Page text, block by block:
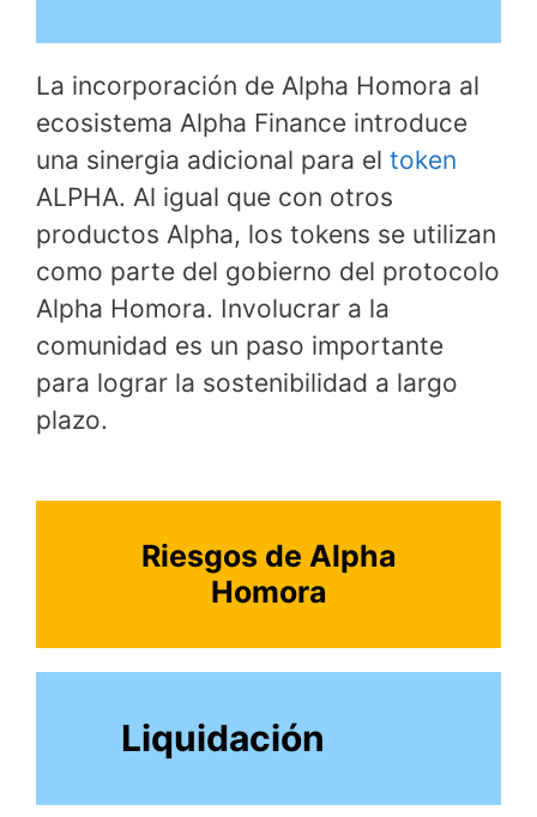
La incorporación de Alpha Homora al
ecosistema Alpha Finance introduce
una sinergia adicional para el token
ALPHA. Al igual que con otros
productos Alpha, los tokens se utilizan
como parte del gobierno del protocolo
Alpha Homora. Involucrar a la
comunidad es un paso importante
para lograr la sostenibilidad a largo
plazo.
Riesgos de Alpha
Homora
Liquidación